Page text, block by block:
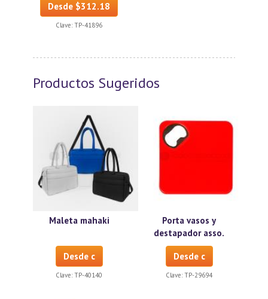
Desde $312.18
Clave: TP-41896
Productos Sugeridos
Maleta mahaki
Desde c
Clave: TP-40140
Porta vasos y
destapador asso.
Desde c
Clave: TP-29694